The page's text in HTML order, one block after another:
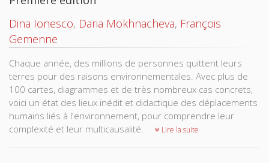
Dina Ionesco, Daria Mokhnacheva, François
Gemenne
Chaque année, des millions de personnes quittent leurs
terres pour des raisons environnementales. Avec plus de
100 cartes, diagrammes et de très nombreux cas concrets,
voici un état des lieux inédit et didactique des déplacements
humains liés à l'environnement, pour comprendre leur
complexité et leur multicausalité.
Lire la suite